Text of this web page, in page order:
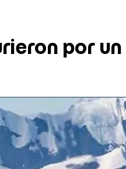
por